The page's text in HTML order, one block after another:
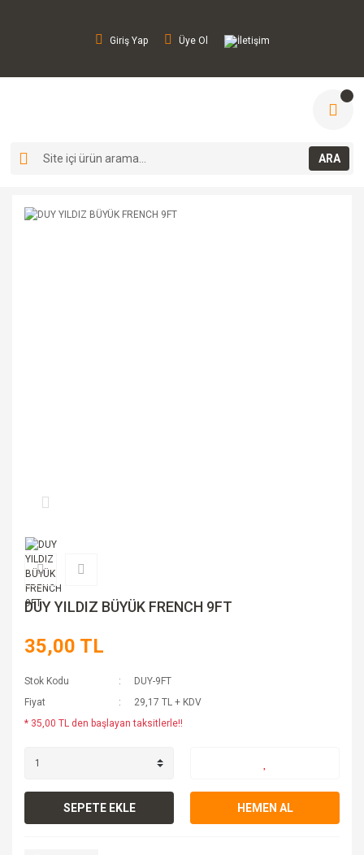
Giriş Yap Üye Ol İletişim
ARA
DUY YILDIZ BÜYÜK FRENCH 9FT
35,00 TL
Stok Kodu
DUY-9FT
Fiyat
29,17 TL + KDV
* 35,00 TL den başlayan taksitlerle!!
SEPETE EKLE HEMEN AL